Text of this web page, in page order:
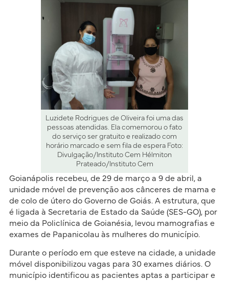
Luzidete Rodrigues de Oliveira foi uma das
pessoas atendidas. Ela comemorou o fato
do serviço ser gratuito e realizado com
horário marcado e sem fila de espera Foto:
Divulgação/Instituto Cem Hélmiton
Prateado/Instituto Cem
Goianápolis recebeu, de 29 de março a 9 de abril, a
unidade móvel de prevenção aos cânceres de mama e
de colo de útero do Governo de Goiás. A estrutura, que
é ligada à Secretaria de Estado da Saúde (SES-GO), por
meio da Policlínica de Goianésia, levou mamografias e
exames de Papanicolau às mulheres do município.
Durante o período em que esteve na cidade, a unidade
móvel disponibilizou vagas para 30 exames diários. O
município identificou as pacientes aptas a participar e